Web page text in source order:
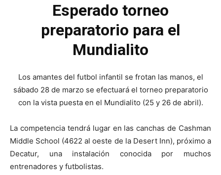
Esperado torneo
preparatorio para el
Mundialito
Los amantes del futbol infantil se frotan las manos, el
sábado 28 de marzo se efectuará el torneo preparatorio
con la vista puesta en el Mundialito (25 y 26 de abril).
La competencia tendrá lugar en las canchas de Cashman
Middle School (4622 al oeste de la Desert Inn), próximo a
Decatur, una instalación conocida por muchos
entrenadores y futbolistas.